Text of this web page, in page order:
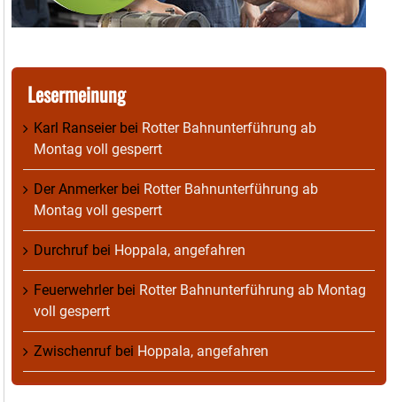
Lesermeinung
Karl Ranseierbei Rotter Bahnunterführung ab
Montag voll gesperrt
Der Anmerkerbei Rotter Bahnunterführung ab
Montag voll gesperrt
Durchruf bei Hoppala, angefahren
Feuerwehrlerbei Rotter Bahnunterführung ab Montag
voll gesperrt
Zwischenruf bei Hoppala, angefahren